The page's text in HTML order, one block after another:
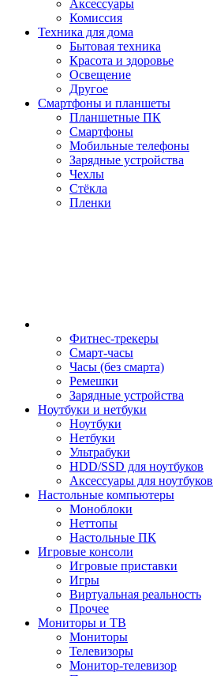
Аксессуары
Комиссия
Техника для дома
Бытовая техника
Красота и здоровье
Освещение
Другое
Смартфоны и планшеты
Планшетные ПК
Смартфоны
Мобильные телефоны
Зарядные устройства
Чехлы
Стёкла
Пленки
Фитнес-трекеры
Смарт-часы
Часы (без смарта)
Ремешки
Зарядные устройства
Ноутбуки и нетбуки
Ноутбуки
Нетбуки
Ультрабуки
HDD/SSD для ноутбуков
Аксессуары для ноутбуков
Настольные компьютеры
Моноблоки
Неттопы
Настольные ПК
Игровые консоли
Игровые приставки
Игры
Виртуальная реальность
Прочее
Мониторы и ТВ
Мониторы
Телевизоры
Монитор-телевизор